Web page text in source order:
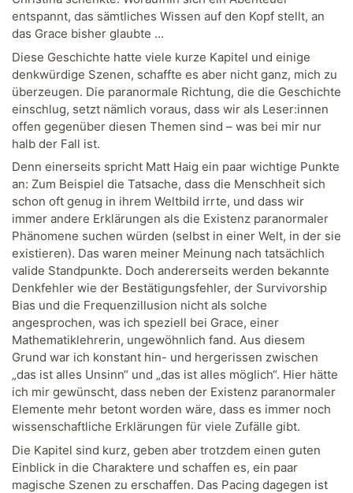
entspannt, das sämtliches Wissen auf den Kopf stellt, an
das Grace bisher glaubte …
Diese Geschichte hatte viele kurze Kapitel und einige
denkwürdige Szenen, schaffte es aber nicht ganz, mich zu
überzeugen. Die paranormale Richtung, die die Geschichte
einschlug, setzt nämlich voraus, dass wir als Leser:innen
offen gegenüber diesen Themen sind – was bei mir nur
halb der Fall ist.
Denn einerseits spricht Matt Haig ein paar wichtige Punkte
an: Zum Beispiel die Tatsache, dass die Menschheit sich
schon oft genug in ihrem Weltbild irrte, und dass wir
immer andere Erklärungen als die Existenz paranormaler
Phänomene suchen würden (selbst in einer Welt, in der sie
existieren). Das waren meiner Meinung nach tatsächlich
valide Standpunkte. Doch andererseits werden bekannte
Denkfehler wie der Bestätigungsfehler, der Survivorship
Bias und die Frequenzillusion nicht als solche
angesprochen, was ich speziell bei Grace, einer
Mathematiklehrerin, ungewöhnlich fand. Aus diesem
Grund war ich konstant hin- und hergerissen zwischen
„das ist alles Unsinn“ und „das ist alles möglich“. Hier hätte
ich mir gewünscht, dass neben der Existenz paranormaler
Elemente mehr betont worden wäre, dass es immer noch
wissenschaftliche Erklärungen für viele Zufälle gibt.
Die Kapitel sind kurz, geben aber trotzdem einen guten
Einblick in die Charaktere und schaffen es, ein paar
magische Szenen zu erschaffen. Das Pacing dagegen ist